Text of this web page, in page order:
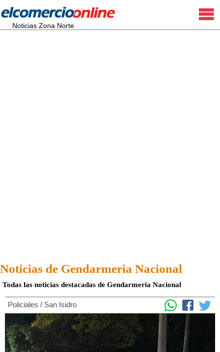
Noticias Zona Norte
Noticias de Gendarmeria Nacional
Todas las noticias destacadas de Gendarmeria Nacional
Policiales / San Isidro